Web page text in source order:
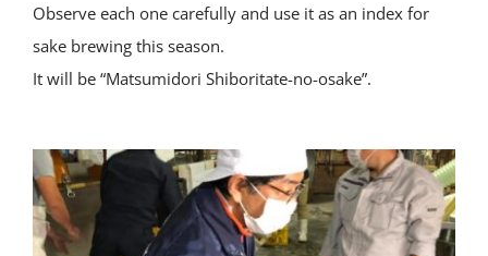
Observe each one carefully and use it as an index for
sake brewing this season.
It will be “Matsumidori Shiboritate-no-osake”.